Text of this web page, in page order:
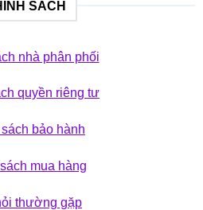
SÁCH
nhà phân phối
quyền riêng tư
bảo hành
mua hàng
thường gặp